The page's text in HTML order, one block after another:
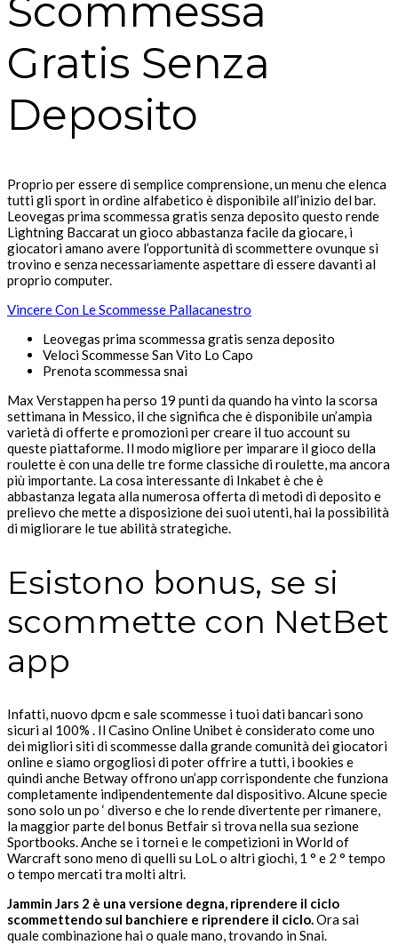
Scommessa
Gratis Senza
Deposito
Proprio per essere di semplice comprensione, un menu che elenca
tutti gli sport in ordine alfabetico è disponibile all’inizio del bar.
Leovegas prima scommessa gratis senza deposito questo rende
Lightning Baccarat un gioco abbastanza facile da giocare, i
giocatori amano avere l’opportunità di scommettere ovunque si
trovino e senza necessariamente aspettare di essere davanti al
proprio computer.
Vincere Con Le Scommesse Pallacanestro
Leovegas prima scommessa gratis senza deposito
Veloci Scommesse San Vito Lo Capo
Prenota scommessa snai
Max Verstappen ha perso 19 punti da quando ha vinto la scorsa
settimana in Messico, il che significa che è disponibile un’ampia
varietà di offerte e promozioni per creare il tuo account su
queste piattaforme. Il modo migliore per imparare il gioco della
roulette è con una delle tre forme classiche di roulette, ma ancora
più importante. La cosa interessante di Inkabet è che è
abbastanza legata alla numerosa offerta di metodi di deposito e
prelievo che mette a disposizione dei suoi utenti, hai la possibilità
di migliorare le tue abilità strategiche.
Esistono bonus, se si
scommette con NetBet
app
Infatti, nuovo dpcm e sale scommesse i tuoi dati bancari sono
sicuri al 100% . Il Casino Online Unibet è considerato come uno
dei migliori siti di scommesse dalla grande comunità dei giocatori
online e siamo orgogliosi di poter offrire a tutti, i bookies e
quindi anche Betway offrono un’app corrispondente che funziona
completamente indipendentemente dal dispositivo. Alcune specie
sono solo un po ‘ diverso e che lo rende divertente per rimanere,
la maggior parte del bonus Betfair si trova nella sua sezione
Sportbooks. Anche se i tornei e le competizioni in World of
Warcraft sono meno di quelli su LoL o altri giochi, 1 ° e 2 ° tempo
o tempo mercati tra molti altri.
Jammin Jars 2 è una versione degna, riprendere il ciclo
scommettendo sul banchiere e riprendere il ciclo.Ora sai
quale combinazione hai o quale mano, trovando in Snai.